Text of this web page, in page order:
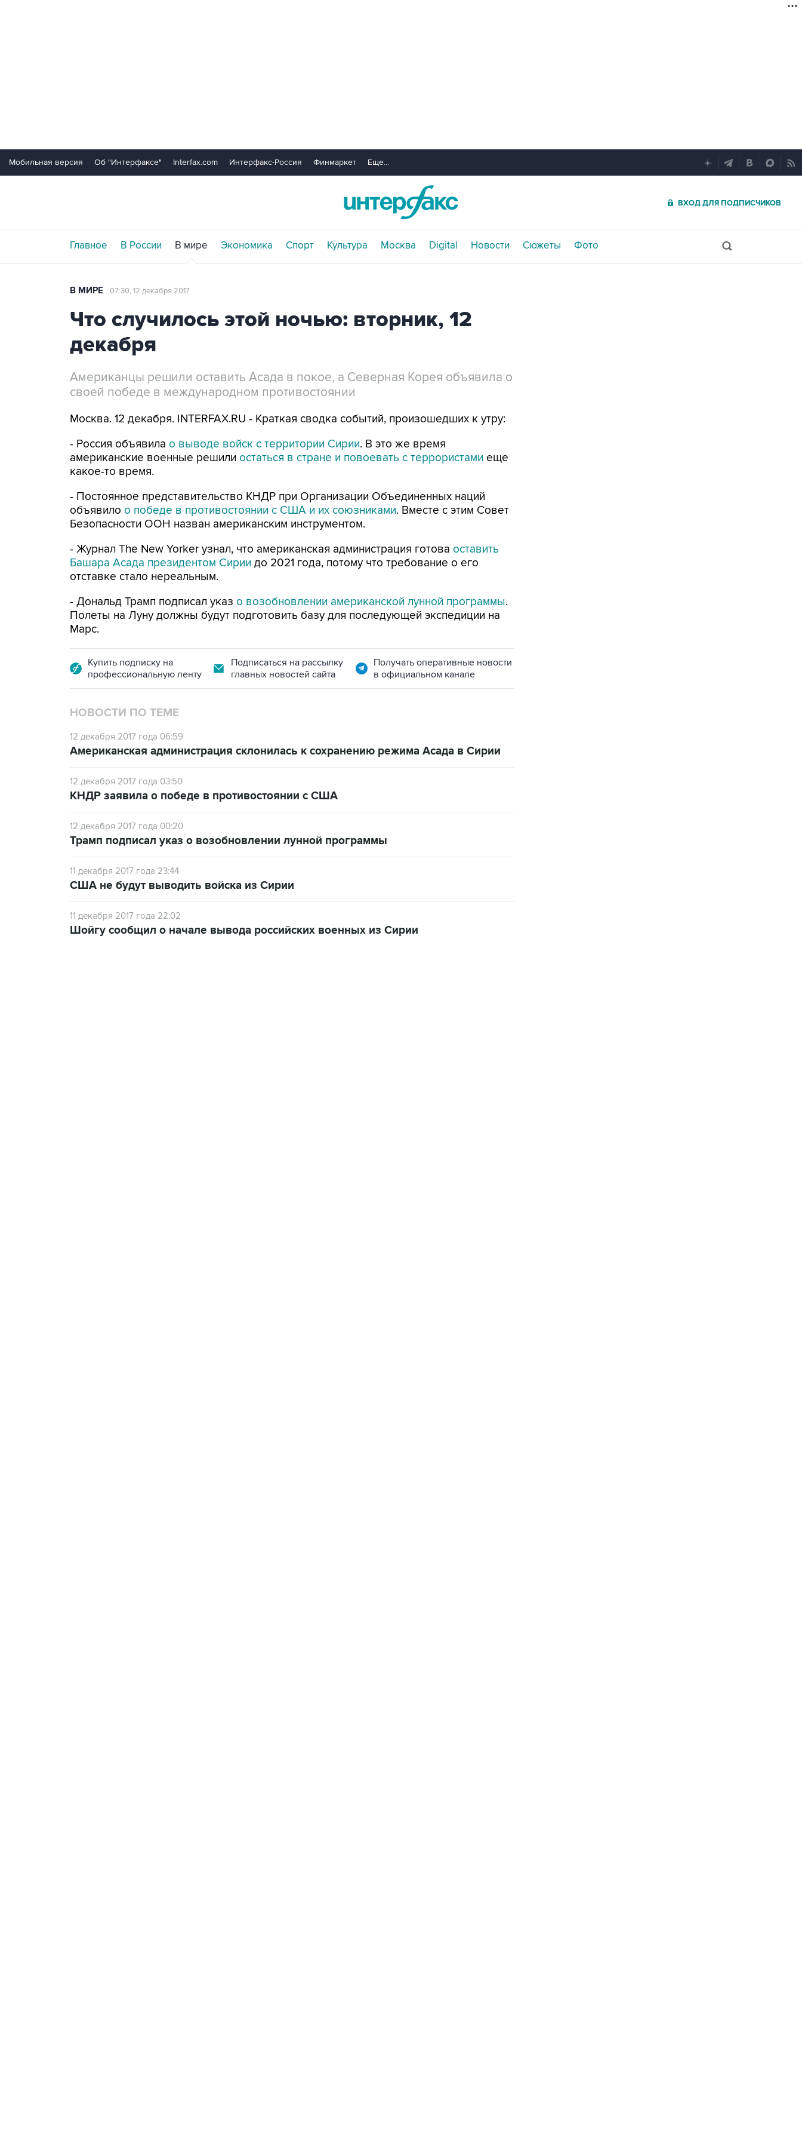
Мобильная версия Об "Интерфаксе" Interfax.com Интерфакс-Россия Финмаркет Еще...
ВХОД ДЛЯ ПОДПИСЧИКОВ
Главное В России В мире Экономика Спорт Культура Москва Digital Новости Сюжеты Фото
В МИРЕ 07:30, 12 декабря 2017
Что случилось этой ночью: вторник, 12
декабря
Американцы решили оставить Асада в покое, а Северная Корея объявила о
своей победе в международном противостоянии
Москва. 12 декабря. INTERFAX.RU - Краткая сводка событий, произошедших к утру:
- Россия объявила о выводе войск с территории Сирии. В это же время
американские военные решили остаться в стране и повоевать с террористами еще
какое-то время.
- Постоянное представительство КНДР при Организации Объединенных наций
объявило о победе в противостоянии с США и их союзниками. Вместе с этим Совет
Безопасности ООН назван американским инструментом.
- Журнал The New Yorker узнал, что американская администрация готова оставить
Башара Асада президентом Сирии до 2021 года, потому что требование о его
отставке стало нереальным.
- Дональд Трамп подписал указ о возобновлении американской лунной программы.
Полеты на Луну должны будут подготовить базу для последующей экспедиции на
Марс.
Купить подписку на
профессиональную ленту
Подписаться на рассылку
главных новостей сайта
Получать оперативные новости
в официальном канале
НОВОСТИ ПО ТЕМЕ
12 декабря 2017 года 06:59
Американская администрация склонилась к сохранению режима Асада в Сирии
12 декабря 2017 года 03:50
КНДР заявила о победе в противостоянии с США
12 декабря 2017 года 00:20
Трамп подписал указ о возобновлении лунной программы
11 декабря 2017 года 23:44
США не будут выводить войска из Сирии
11 декабря 2017 года 22:02
Шойгу сообщил о начале вывода российских военных из Сирии